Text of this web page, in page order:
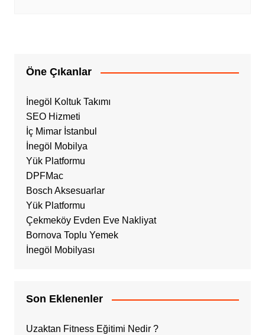
Öne Çıkanlar
İnegöl Koltuk Takımı
SEO Hizmeti
İç Mimar İstanbul
İnegöl Mobilya
Yük Platformu
DPFMac
Bosch Aksesuarlar
Yük Platformu
Çekmeköy Evden Eve Nakliyat
Bornova Toplu Yemek
İnegöl Mobilyası
Son Eklenenler
Uzaktan Fitness Eğitimi Nedir ?